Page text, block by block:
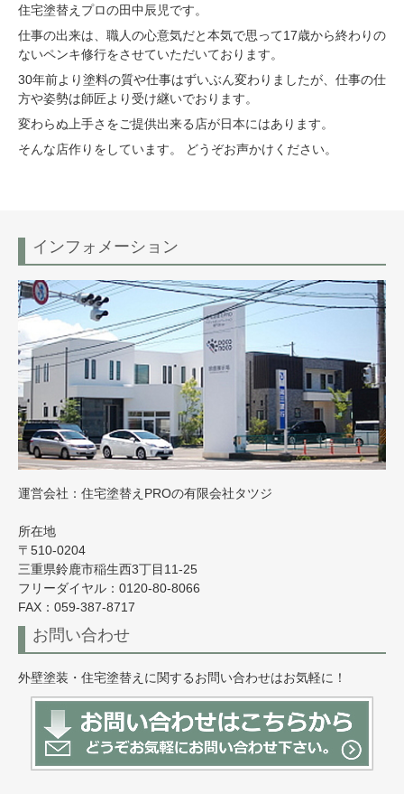
住宅塗替えプロの田中辰児です。
仕事の出来は、職人の心意気だと本気で思って17歳から終わりの
ないペンキ修行をさせていただいております。
30年前より塗料の質や仕事はずいぶん変わりましたが、仕事の仕
方や姿勢は師匠より受け継いでおります。
変わらぬ上手さをご提供出来る店が日本にはあります。
そんな店作りをしています。 どうぞお声かけください。
インフォメーション
運営会社：住宅塗替えPROの有限会社タツジ
所在地
〒510-0204
三重県鈴鹿市稲生西3丁目11-25
フリーダイヤル：0120-80-8066
FAX：059-387-8717
お問い合わせ
外壁塗装・住宅塗替えに関するお問い合わせはお気軽に！